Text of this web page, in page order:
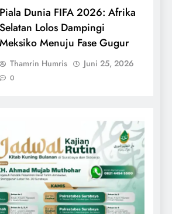
Piala Dunia FIFA 2026: Afrika
Selatan Lolos Dampingi
Meksiko Menuju Fase Gugur
Thamrin Humris Juni 25, 2026
0